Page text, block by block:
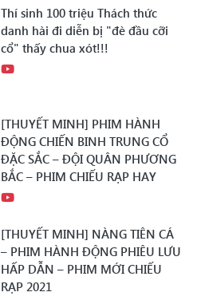
Thí sinh 100 triệu Thách thức
danh hài đi diễn bị "đè đầu cỡi
cổ" thấy chua xót!!!
[THUYẾT MINH] PHIM HÀNH
ĐỘNG CHIẾN BINH TRUNG CỔ
ĐẶC SẮC – ĐỘI QUÂN PHƯƠNG
BẮC – PHIM CHIẾU RẠP HAY
[THUYẾT MINH] NÀNG TIÊN CÁ
– PHIM HÀNH ĐỘNG PHIÊU LƯU
HẤP DẪN – PHIM MỚI CHIẾU
RẠP 2021